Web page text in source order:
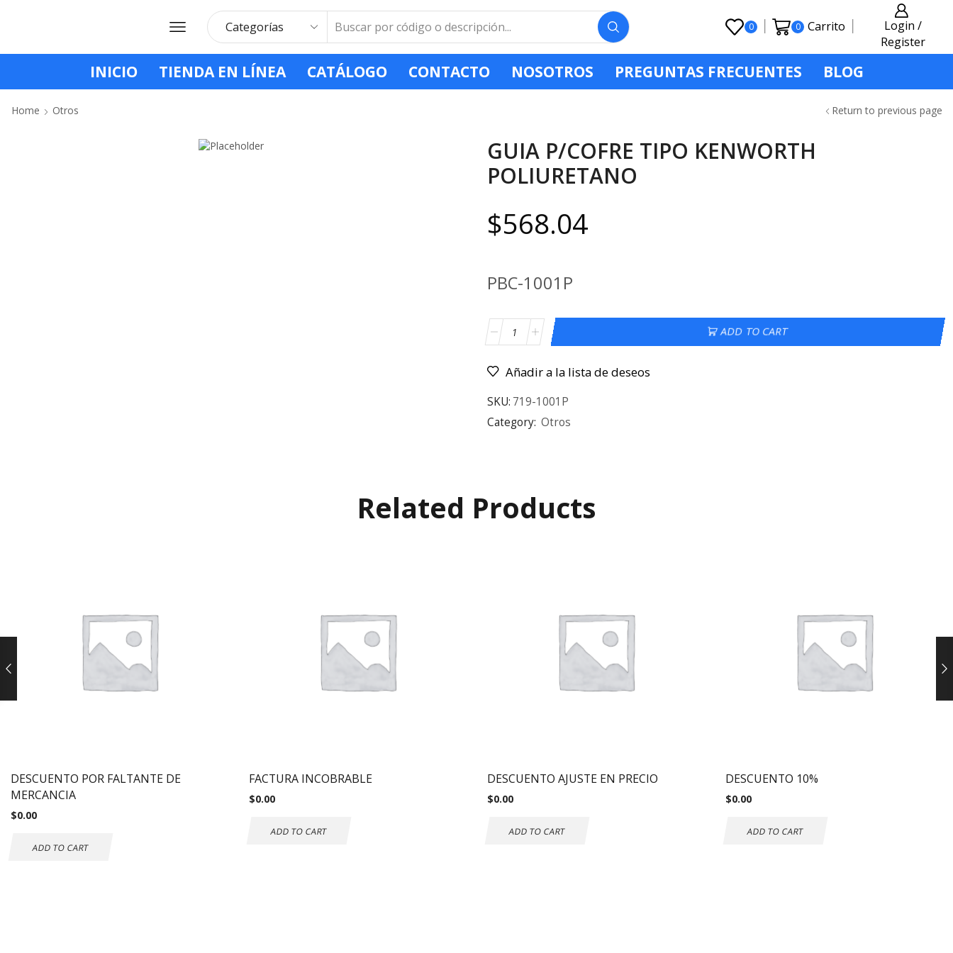
0 0 Carrito
Login /
Register
INICIO TIENDA EN LÍNEA CATÁLOGO CONTACTO NOSOTROS PREGUNTAS FRECUENTES BLOG
Home Otros Return to previous page
GUIA P/COFRE TIPO KENWORTH
POLIURETANO
$568.04
PBC-1001P
ADD TO CART
Añadir a la lista de deseos
SKU: 719-1001P
Category: Otros
Related Products
DESCUENTO POR FALTANTE DE
MERCANCIA
$0.00
ADD TO CART
FACTURA INCOBRABLE
$0.00
ADD TO CART
DESCUENTO AJUSTE EN PRECIO
$0.00
ADD TO CART
DESCUENTO 10%
$0.00
ADD TO CART